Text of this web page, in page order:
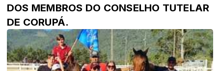
DOS MEMBROS DO CONSELHO TUTELAR
DE CORUPÁ.